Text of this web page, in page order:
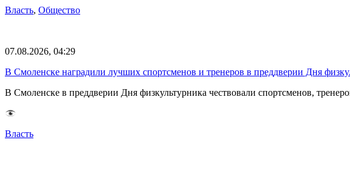
Власть, Общество
07.08.2026, 04:29
В Смоленске наградили лучших спортсменов и тренеров в преддверии Дня
В Смоленске в преддверии Дня физкультурника чествовали спортсменов,
Власть